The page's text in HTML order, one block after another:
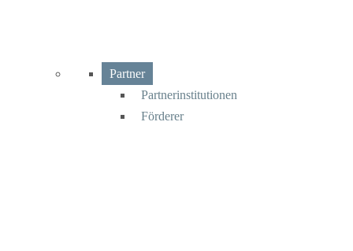
Partner
Partnerinstitutionen
Förderer